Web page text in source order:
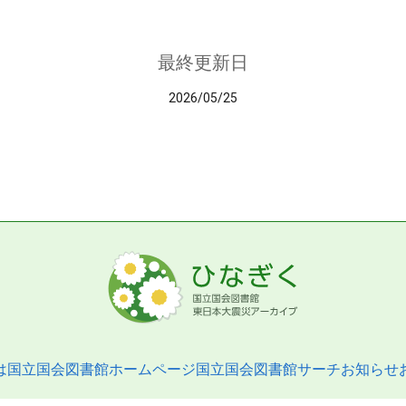
最終更新日
2026/05/25
国立国会図書館ホームページ国立国会図書館サーチお知らせ